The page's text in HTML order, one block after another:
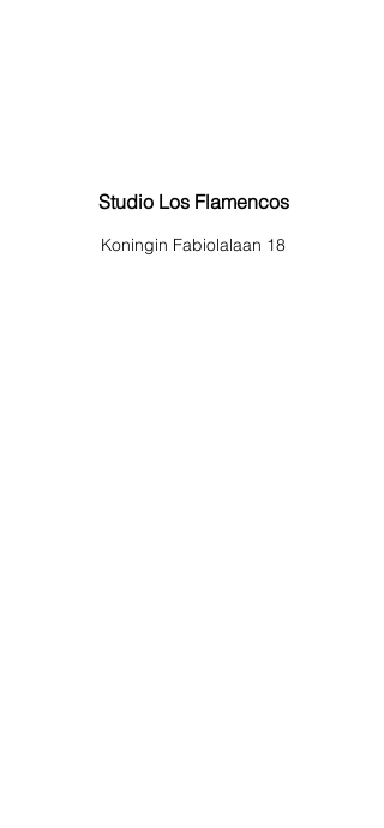
Studio Los Flamencos
Koningin Fabiolalaan 18